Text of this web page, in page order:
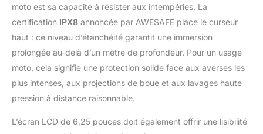
pneus directement sur
l’écran. Une alerte
instantanée vous
avertit en cas
d’anomalie,
garantissant une
conduite plus sûre et
Commande Vocale:
Connexion Bluetooth
stable pour appels
moto est sa capacité à résister aux intempéries. La
certification IPX8 annoncée par AWESAFE place le curseur
haut : ce niveau d’étanchéité garantit une immersion
prolongée au-delà d’un mètre de profondeur. Pour un usage
moto, cela signifie une protection solide face aux averses les
plus intenses, aux projections de boue et aux lavages haute
pression à distance raisonnable.
L’écran LCD de 6,25 pouces doit également offrir une lisibilité